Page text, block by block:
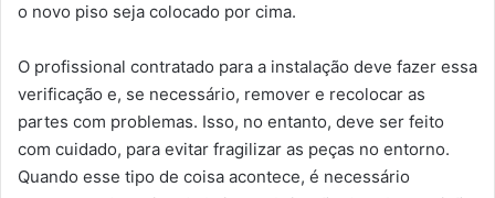
o novo piso seja colocado por cima.
O profissional contratado para a instalação deve fazer essa
verificação e, se necessário, remover e recolocar as
partes com problemas. Isso, no entanto, deve ser feito
com cuidado, para evitar fragilizar as peças no entorno.
Quando esse tipo de coisa acontece, é necessário